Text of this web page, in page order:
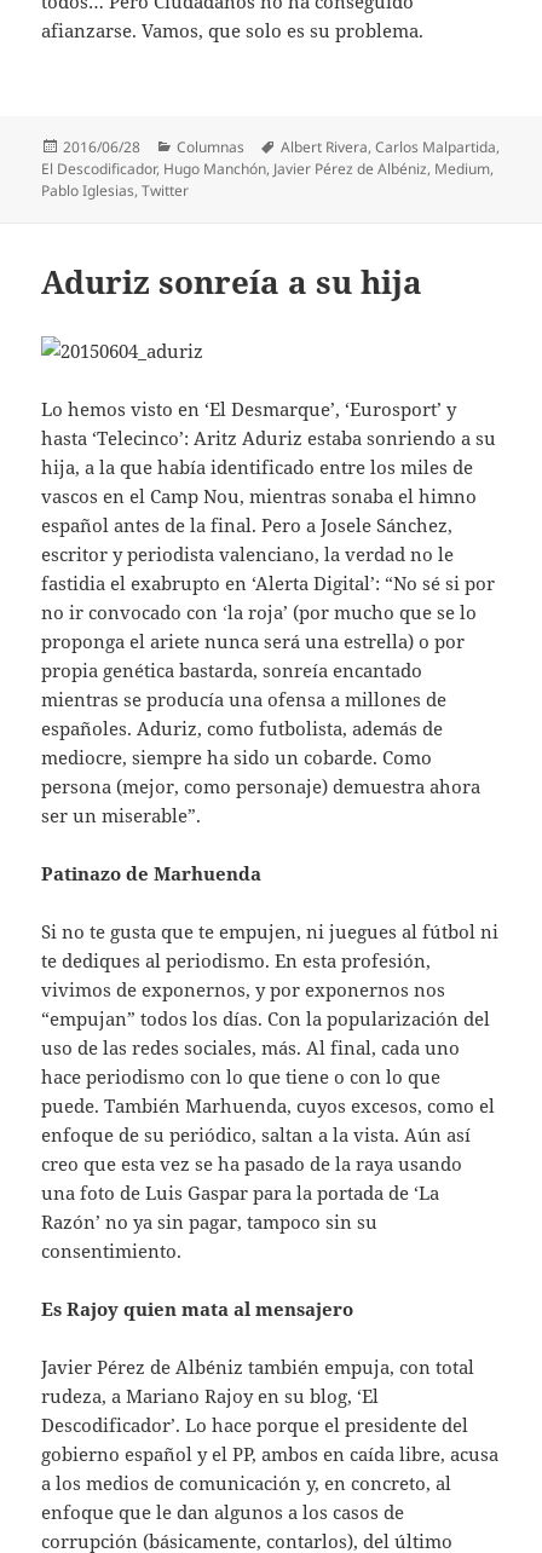
afianzarse. Vamos, que solo es su problema.
Publicado
el
2016/06/28 Categorías
Columnas Etiquetas
Albert Rivera,Carlos Malpartida,
El Descodificador, Hugo Manchón, Javier Pérez de Albéniz, Medium,
Pablo Iglesias,Twitter
Aduriz sonreía a su hija
Lo hemos visto en ‘El Desmarque’, ‘Eurosport’ y
hasta ‘Telecinco’: Aritz Aduriz estaba sonriendo a su
hija, a la que había identificado entre los miles de
vascos en el Camp Nou, mientras sonaba el himno
español antes de la final. Pero a Josele Sánchez,
escritor y periodista valenciano, la verdad no le
fastidia el exabrupto en ‘Alerta Digital’: “No sé si por
no ir convocado con ‘la roja’ (por mucho que se lo
proponga el ariete nunca será una estrella) o por
propia genética bastarda, sonreía encantado
mientras se producía una ofensa a millones de
españoles. Aduriz, como futbolista, además de
mediocre, siempre ha sido un cobarde. Como
persona (mejor, como personaje) demuestra ahora
ser un miserable”.
Patinazo de Marhuenda
Si no te gusta que te empujen, ni juegues al fútbol ni
te dediques al periodismo. En esta profesión,
vivimos de exponernos, y por exponernos nos
“empujan” todos los días. Con la popularización del
uso de las redes sociales, más. Al final, cada uno
hace periodismo con lo que tiene o con lo que
puede. También Marhuenda, cuyos excesos, como el
enfoque de su periódico, saltan a la vista. Aún así
creo que esta vez se ha pasado de la raya usando
una foto de Luis Gaspar para la portada de ‘La
Razón’ no ya sin pagar, tampoco sin su
consentimiento.
Es Rajoy quien mata al mensajero
Javier Pérez de Albéniz también empuja, con total
rudeza, a Mariano Rajoy en su blog, ‘El
Descodificador’. Lo hace porque el presidente del
gobierno español y el PP, ambos en caída libre, acusa
a los medios de comunicación y, en concreto, al
enfoque que le dan algunos a los casos de
corrupción (básicamente, contarlos), del último